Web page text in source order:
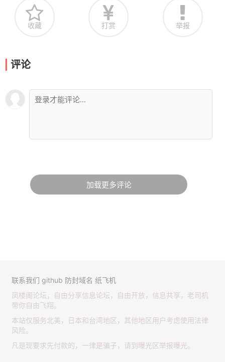
收藏 打赏 举报
评论
加载更多评论
联系我们 github 防封域名 纸飞机
凤楼阁论坛，自由分享信息论坛，自由开放，信息共享，老司机
带你自由飞翔。
本站仅服务北美，日本和台湾地区，其他地区用户考虑使用法律
风险。
凡是现要求先付款的，一律是骗子，请到曝光区举报曝光。